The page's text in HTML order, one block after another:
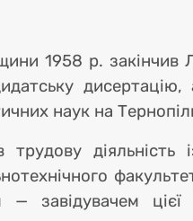
1958 р. закінчив
наук на
діяльність
— завідувачем